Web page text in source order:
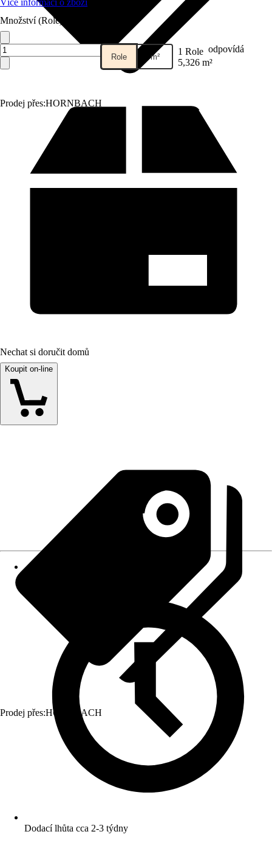
Prodej přes:HORNBACH
Více informací o zboží
Množství (Role)
Role m² 1 Role odpovídá
5,326 m²
Nechat si doručit domů
Koupit on-line
Prodej přes:HORNBACH
Dodací lhůta cca 2-3 týdny